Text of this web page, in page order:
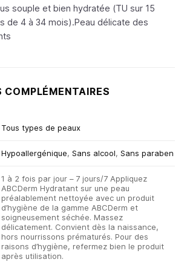
souple et bien hydratée (TU sur 15
de 4 à 34 mois).Peau délicate des
COMPLÉMENTAIRES
Tous types de peaux
Hypoallergénique,Sans alcool,Sans paraben
1 à 2 fois par jour – 7 jours/7 Appliquez
ABCDerm Hydratant sur une peau
préalablement nettoyée avec un produit
d’hygiène de la gamme ABCDerm et
soigneusement séchée. Massez
délicatement. Convient dès la naissance,
hors nourrissons prématurés. Pour des
raisons d’hygiène, refermez bien le produit
après utilisation.